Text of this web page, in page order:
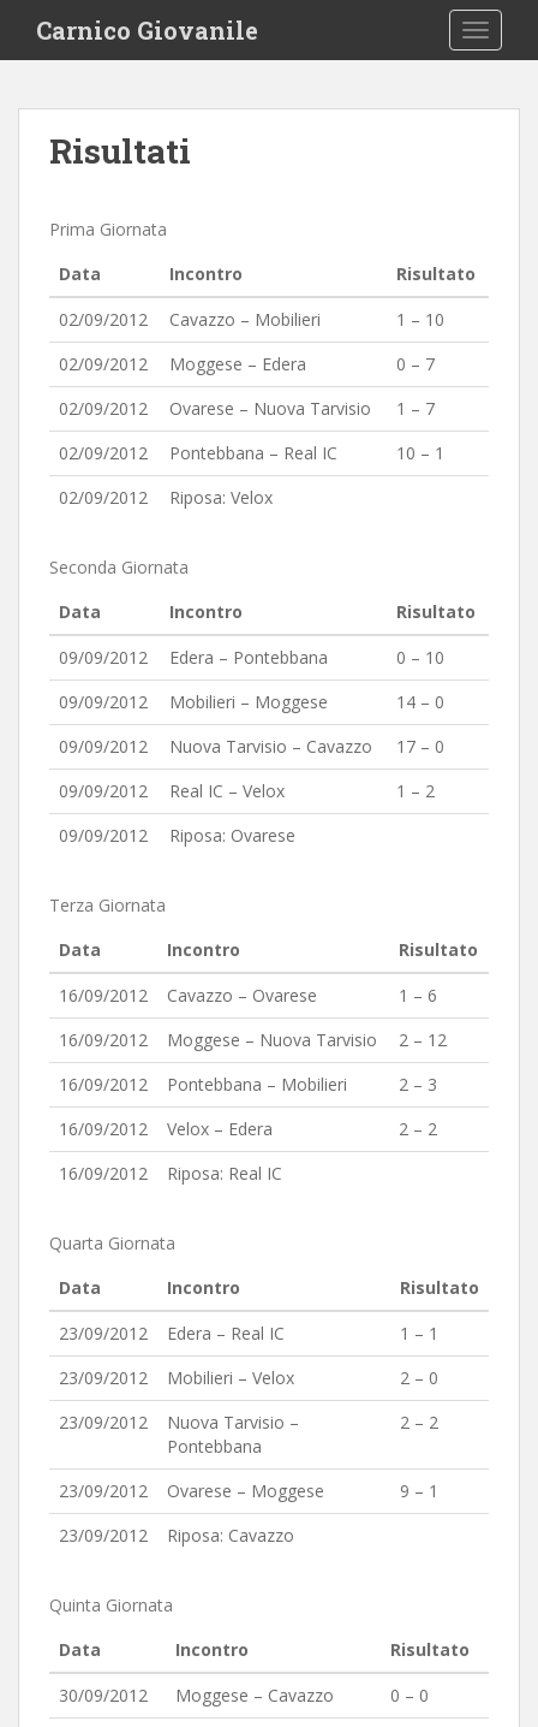
i
Carnico Giovanile
Risultati
Prima Giornata
Data
Incontro
Risultato
02/09/2012
Cavazzo – Mobilieri
1 – 10
02/09/2012
Moggese – Edera
0 – 7
02/09/2012
Ovarese – Nuova Tarvisio
1 – 7
02/09/2012
Pontebbana – Real IC
10 – 1
02/09/2012
Riposa: Velox
Seconda Giornata
Data
Incontro
Risultato
09/09/2012
Edera – Pontebbana
0 – 10
09/09/2012
Mobilieri – Moggese
14 – 0
09/09/2012
Nuova Tarvisio – Cavazzo
17 – 0
09/09/2012
Real IC – Velox
1 – 2
09/09/2012
Riposa: Ovarese
Terza Giornata
Data
Incontro
Risultato
16/09/2012
Cavazzo – Ovarese
1 – 6
16/09/2012
Moggese – Nuova Tarvisio
2 – 12
16/09/2012
Pontebbana – Mobilieri
2 – 3
16/09/2012
Velox – Edera
2 – 2
16/09/2012
Riposa: Real IC
Quarta Giornata
Data
Incontro
Risultato
23/09/2012
Edera – Real IC
1 – 1
23/09/2012
Mobilieri – Velox
2 – 0
23/09/2012
Nuova Tarvisio –
Pontebbana
2 – 2
23/09/2012 Ovarese – Moggese
9 – 1
23/09/2012
Riposa: Cavazzo
Quinta Giornata
Data
Incontro
Risultato
30/09/2012
Moggese – Cavazzo
0 – 0